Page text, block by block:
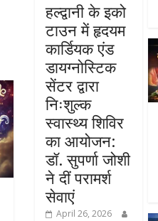
हल्द्वानी के इको
टाउन में हृदयम
कार्डियक एंड
डायग्नोस्टिक
सेंटर द्वारा
निःशुल्क
स्वास्थ्य शिविर
का आयोजन:
डॉ. सुपर्णा जोशी
ने दीं परामर्श
सेवाएं
April 26, 2026